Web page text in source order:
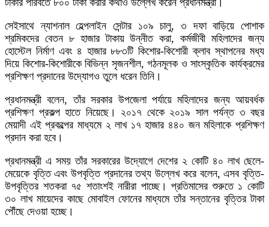
টাকার পরিবর্তে ৮০০ টাকা করার কথাও উল্লেখ করেন প্রধানমন্ত্রী।
সেইসাথে ন্যাশনাল হেল্পলাইন সেন্টার ১০৯ চালু, ৩ দফা বাড়িয়ে পোশাক
শ্রমিকদের বেতন ৮ হাজার টাকায় উন্নীত করা, কর্মজীবী মহিলাদের জন্য
হোস্টেল নির্মাণ এবং ৪ হাজার ৮৮৩টি কিশোর-কিশোরী ক্লাব স্থাপনের মধ্য
দিয়ে কিশোর-কিশোরীকে বিভিন্ন সৃজনশীল, গঠনমূলক ও সাংস্কৃতিক কার্যক্রমের
প্রশিক্ষণ প্রদানের উদ্যোগও তুলে ধরেন তিনি।
প্রধানমন্ত্রী বলেন, তাঁর সরকার উপজেলা পর্যায়ে মহিলাদের জন্য আয়বর্ধক
প্রশিক্ষণ প্রকল্প হাতে নিয়েছে। ২০১৭ থেকে ২০১৯ সাল পর্যন্ত ৩ বছর
মেয়াদী এই প্রকল্পের মাধ্যমে ২ লাখ ১৭ হাজার ৪৪০ জন মহিলাকে প্রশিক্ষণ
প্রদান করা হবে।
প্রধানমন্ত্রী এ সময় তাঁর সরকারের উদ্যোগে দেশের ২ কোটি ৪০ লাখ ছেলে-
মেয়েকে বৃত্তি এবং উপবৃত্তি প্রদানের তথ্য উল্লেখ করে বলেন, এসব বৃত্তি-
উপবৃত্তির শতকরা ৭৫ শতাংশই নারীরা পাচ্ছে। প্রতিমাসের শুরুতে ১ কোটি
৩০ লাখ মায়েদের কাছে মোবাইল ফোনের মাধ্যমে তাঁর সন্তানের বৃত্তির টাকা
পৌঁছে দেওয়া হচ্ছে।